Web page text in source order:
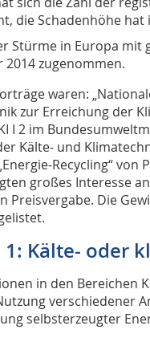
die Schadenhöhe hat
Stürme in Europa mit
2014 zugenommen.
waren:
zur Erreichung der
I 2 im
Kälte- und
Recycling“ von
großes Interesse
Preisvergabe. Die
1: Kälte- oder
in den Bereichen
verschiedener
selbsterzeugter